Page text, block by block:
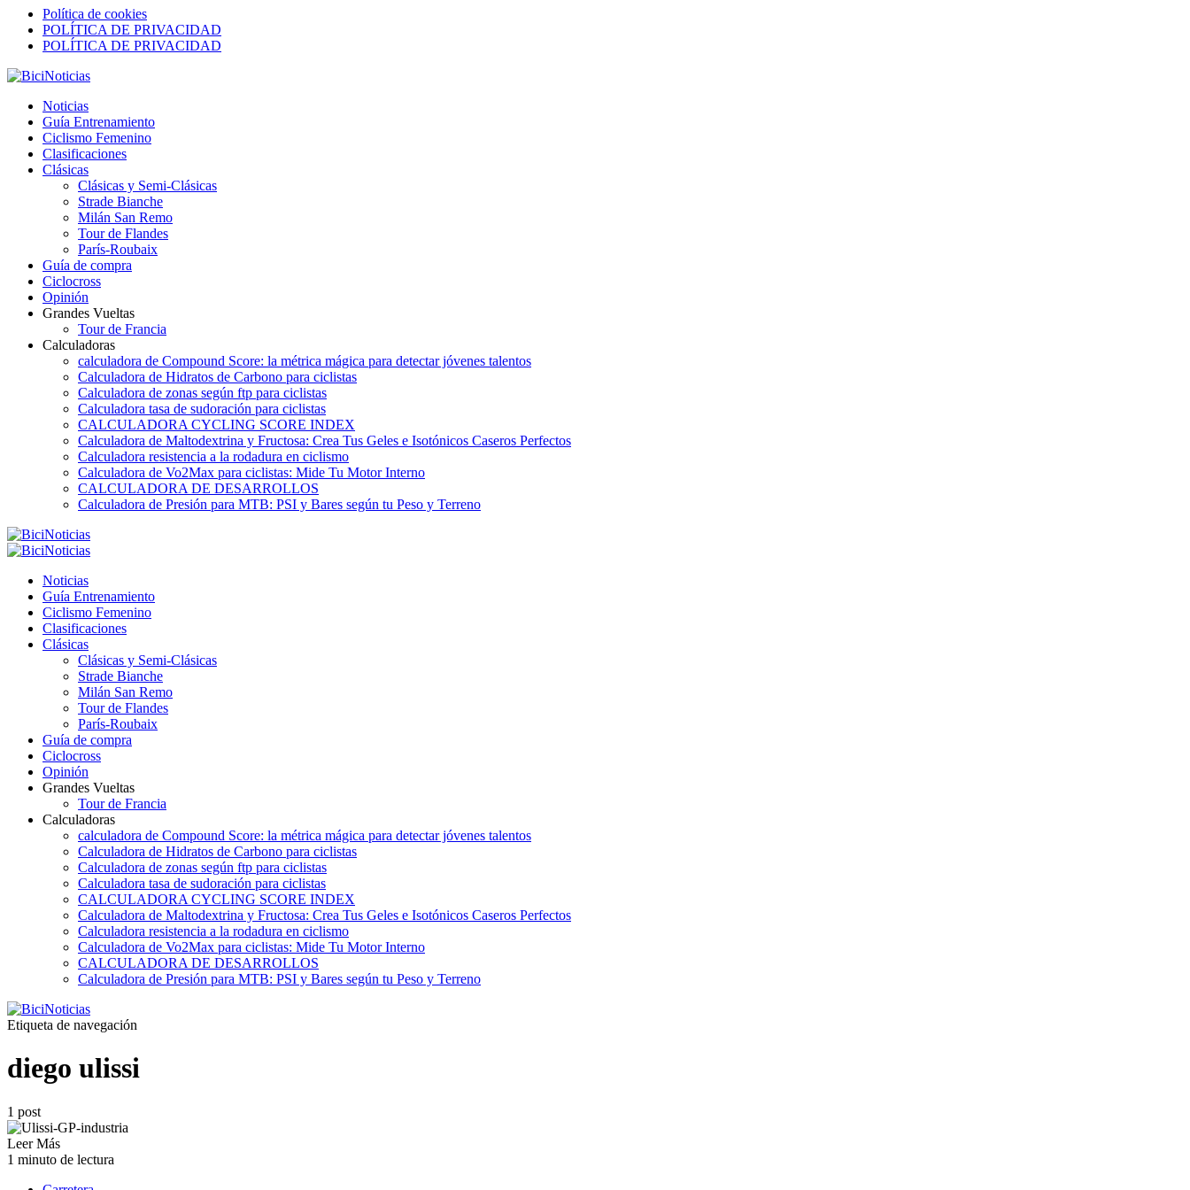
Política de cookies
POLÍTICA DE PRIVACIDAD
POLÍTICA DE PRIVACIDAD
Noticias
Guía Entrenamiento
Ciclismo Femenino
Clasificaciones
Clásicas
Clásicas y Semi-Clásicas
Strade Bianche
Milán San Remo
Tour de Flandes
París-Roubaix
Guía de compra
Ciclocross
Opinión
Grandes Vueltas
Tour de Francia
Calculadoras
calculadora de Compound Score: la métrica mágica para detectar jóvenes talentos
Calculadora de Hidratos de Carbono para ciclistas
Calculadora de zonas según ftp para ciclistas
Calculadora tasa de sudoración para ciclistas
CALCULADORA CYCLING SCORE INDEX
Calculadora de Maltodextrina y Fructosa: Crea Tus Geles e Isotónicos Caseros Perfectos
Calculadora resistencia a la rodadura en ciclismo
Calculadora de Vo2Max para ciclistas: Mide Tu Motor Interno
CALCULADORA DE DESARROLLOS
Calculadora de Presión para MTB: PSI y Bares según tu Peso y Terreno
Noticias
Guía Entrenamiento
Ciclismo Femenino
Clasificaciones
Clásicas
Clásicas y Semi-Clásicas
Strade Bianche
Milán San Remo
Tour de Flandes
París-Roubaix
Guía de compra
Ciclocross
Opinión
Grandes Vueltas
Tour de Francia
Calculadoras
calculadora de Compound Score: la métrica mágica para detectar jóvenes talentos
Calculadora de Hidratos de Carbono para ciclistas
Calculadora de zonas según ftp para ciclistas
Calculadora tasa de sudoración para ciclistas
CALCULADORA CYCLING SCORE INDEX
Calculadora de Maltodextrina y Fructosa: Crea Tus Geles e Isotónicos Caseros Perfectos
Calculadora resistencia a la rodadura en ciclismo
Calculadora de Vo2Max para ciclistas: Mide Tu Motor Interno
CALCULADORA DE DESARROLLOS
Calculadora de Presión para MTB: PSI y Bares según tu Peso y Terreno
Etiqueta de navegación
diego ulissi
1 post
Leer Más
1 minuto de lectura